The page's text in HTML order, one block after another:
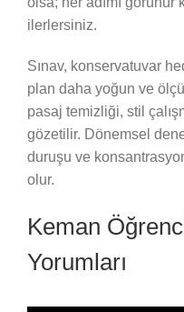
ilerlersiniz.
Sınav, konservatuvar
plan daha yoğun ve
pasaj temizliği, stil
gözetilir. Dönemsel
duruşu ve
olur.
Keman
Yorumları